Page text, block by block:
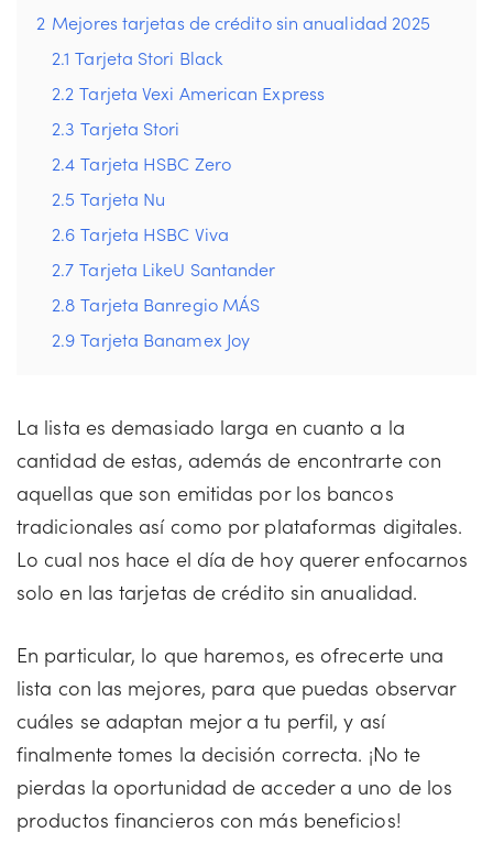
2 Mejores tarjetas de crédito sin anualidad 2025
2.1 Tarjeta Stori Black
2.2 Tarjeta Vexi American Express
2.3 Tarjeta Stori
2.4 Tarjeta HSBC Zero
2.5 Tarjeta Nu
2.6 Tarjeta HSBC Viva
2.7 Tarjeta LikeU Santander
2.8 Tarjeta Banregio MÁS
2.9 Tarjeta Banamex Joy
La lista es demasiado larga en cuanto a la
cantidad de estas, además de encontrarte con
aquellas que son emitidas por los bancos
tradicionales así como por plataformas digitales.
Lo cual nos hace el día de hoy querer enfocarnos
solo en las tarjetas de crédito sin anualidad.
En particular, lo que haremos, es ofrecerte una
lista con las mejores, para que puedas observar
cuáles se adaptan mejor a tu perfil, y así
finalmente tomes la decisión correcta. ¡No te
pierdas la oportunidad de acceder a uno de los
productos financieros con más beneficios!